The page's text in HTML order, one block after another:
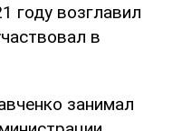
году возглавил
в
занимал